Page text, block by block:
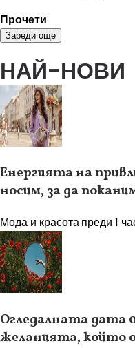
Прочети
Зареди още
НАЙ-НОВИ
Енергията на
носим, за да
Мода и красотапреди 1
Огледалната дата
желанията, който